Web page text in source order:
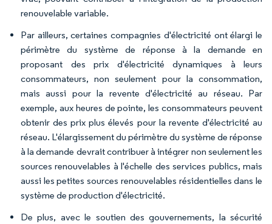
renouvelable variable.
Par ailleurs, certaines compagnies d'électricité ont élargi le
périmètre du système de réponse à la demande en
proposant des prix d'électricité dynamiques à leurs
consommateurs, non seulement pour la consommation,
mais aussi pour la revente d'électricité au réseau. Par
exemple, aux heures de pointe, les consommateurs peuvent
obtenir des prix plus élevés pour la revente d'électricité au
réseau. L'élargissement du périmètre du système de réponse
à la demande devrait contribuer à intégrer non seulement les
sources renouvelables à l'échelle des services publics, mais
aussi les petites sources renouvelables résidentielles dans le
système de production d'électricité.
De plus, avec le soutien des gouvernements, la sécurité